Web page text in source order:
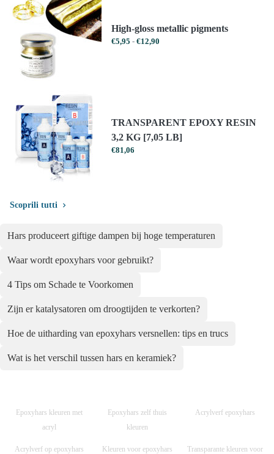
High-gloss metallic pigments
€5,95 - €12,90
TRANSPARENT EPOXY RESIN
3,2 KG [7,05 LB]
€81,06
Scoprili tutti
Hars produceert giftige dampen bij hoge temperaturen
Waar wordt epoxyhars voor gebruikt?
4 Tips om Schade te Voorkomen
Zijn er katalysatoren om droogtijden te verkorten?
Hoe de uitharding van epoxyhars versnellen: tips en trucs
Wat is het verschil tussen hars en keramiek?
Epoxyhars kleuren met
acryl
Epoxyhars zelf thuis
kleuren
Acrylverf epoxyhars
Acrylverf op epoxyhars
Kleuren voor epoxyhars
Transparante kleuren voor